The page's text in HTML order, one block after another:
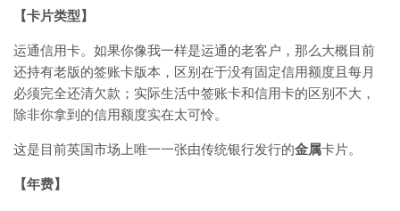
【卡片类型】
运通信用卡。如果你像我一样是运通的老客户，那么大概目前
还持有老版的签账卡版本，区别在于没有固定信用额度且每月
必须完全还清欠款；实际生活中签账卡和信用卡的区别不大，
除非你拿到的信用额度实在太可怜。
这是目前英国市场上唯一一张由传统银行发行的金属卡片。
【年费】